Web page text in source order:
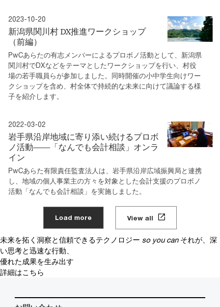
2023-10-20
新潟県関川村 DX推進ワークショップ
（前編）
PwCあらたの有志メンバーによるプロボノ活動として、新潟県
関川村でDXなどをテーマとしたワークショップを行い、村役
場の若手職員らが参加しました。同時開催の小中学生向けワー
クショップを含め、村全体で持続的な未来に向けて議論する様
子を紹介します。
2022-03-02
岩手県沿岸地域に寄り添い続けるプロボ
ノ活動――「なんでも会計相談」オンラ
イン
PwCあらた有限責任監査法人は、岩手県沿岸広域振興局と連携
し、地域の個人事業主の方々を対象とした会計支援のプロボノ
活動「なんでも会計相談」を実施しました。
Load more View all
未来を拓く洞察と信頼できるテクノロジー so you can それが、深
い思考と迅速な行動、
優れた成果を生み出す
詳細はこちら